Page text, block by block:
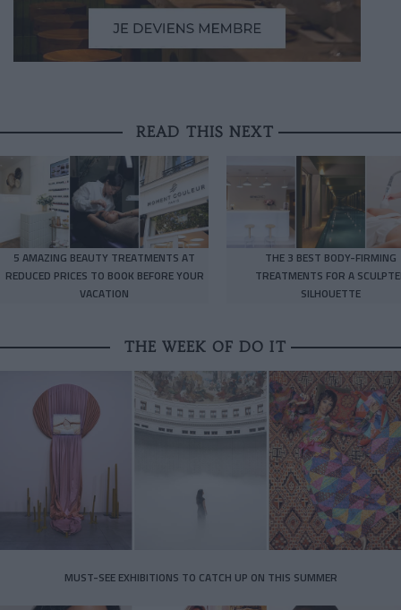
READ THIS NEXT
5 AMAZING BEAUTY TREATMENTS AT
REDUCED PRICES TO BOOK BEFORE YOUR
VACATION
THE 3 BEST BODY-FIRMING
TREATMENTS FOR A
SILHOUETTE
THE WEEK OF DO IT
MUST-SEE EXHIBITIONS TO CATCH UP ON THIS SUMMER